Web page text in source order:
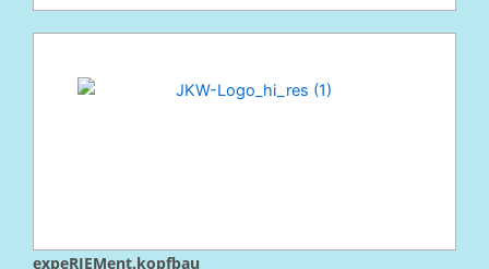
expeRIEMent.kopfbau